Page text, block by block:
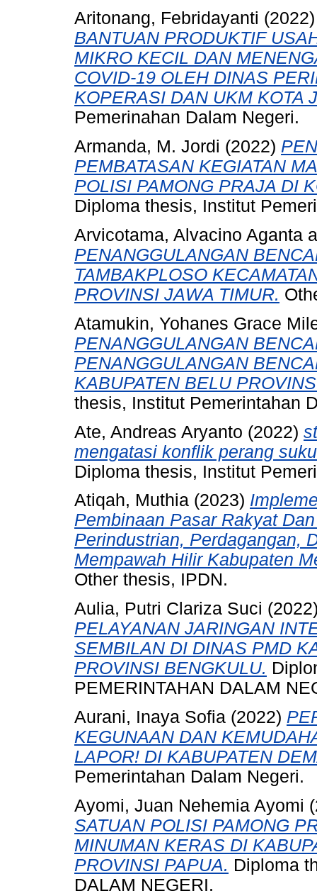
Aritonang, Febridayanti
BANTUAN PRODUKTIF
MIKRO KECIL DAN
COVID-19 OLEH DINAS
KOPERASI DAN UKM KOTA
Pemerinahan Dalam Negeri.
Armanda, M. Jordi (2022)
PEMBATASAN KEGIATAN
POLISI PAMONG PRAJA DI
Diploma thesis, Institut
Arvicotama, Alvacino Aganta
PENANGGULANGAN
TAMBAKPLOSO
PROVINSI JAWA TIMUR.
Atamukin, Yohanes Grace
PENANGGULANGAN
PENANGGULANGAN
KABUPATEN BELU
thesis, Institut Pemerintahan
Ate, Andreas Aryanto (2022)
mengatasi konflik perang
Diploma thesis, Institut
Atiqah, Muthia (2023)
Pembinaan Pasar Rakyat
Perindustrian, Perdagangan,
Mempawah Hilir Kabupaten
Other thesis, IPDN.
Aulia, Putri Clariza Suci
PELAYANAN JARINGAN
SEMBILAN DI DINAS PMD
PROVINSI BENGKULU.
PEMERINTAHAN DALAM
Aurani, Inaya Sofia (2022)
KEGUNAAN DAN
LAPOR! DI KABUPATEN
Pemerintahan Dalam Negeri.
Ayomi, Juan Nehemia Ayomi
SATUAN POLISI PAMONG
MINUMAN KERAS DI
PROVINSI PAPUA. Diploma
DALAM NEGERI.